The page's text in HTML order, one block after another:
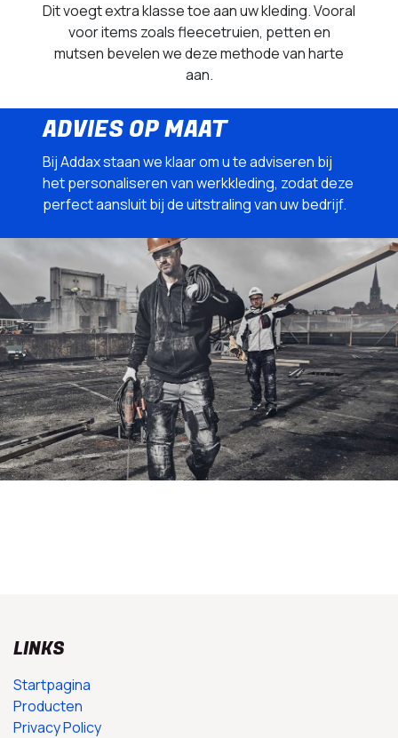
Dit voegt extra klasse toe aan uw kleding. Vooral
voor items zoals fleecetruien, petten en
mutsen bevelen we deze methode van harte
aan.
ADVIES OP MAAT
Bij Addax staan we klaar om u te adviseren bij
het personaliseren van werkkleding, zodat deze
perfect aansluit bij de uitstraling van uw bedrijf.
LINKS
Startpagina
Producten
Privacy Policy